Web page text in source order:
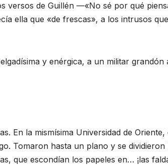
versos de Guillén —«No sé por qué
ella que «de frescas», a los intrusos
y enérgica, a un militar
En la mismísima Universidad de
Tomaron hasta un plano y se
que escondían los papeles en… ¡las